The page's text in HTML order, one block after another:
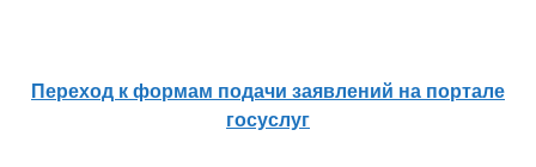
Переход к формам подачи заявлений на портале
госуслуг